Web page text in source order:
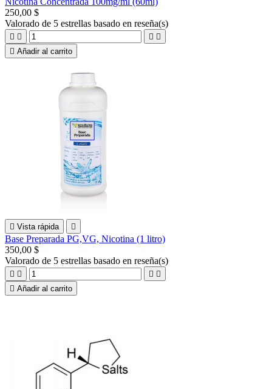
250,00 $
Valorado de 5 estrellas basado en reseña(s)
   
 Añadir al carrito
 Vista rápida 
Base Preparada PG,VG, Nicotina (1 litro)
350,00 $
Valorado de 5 estrellas basado en reseña(s)
   
 Añadir al carrito